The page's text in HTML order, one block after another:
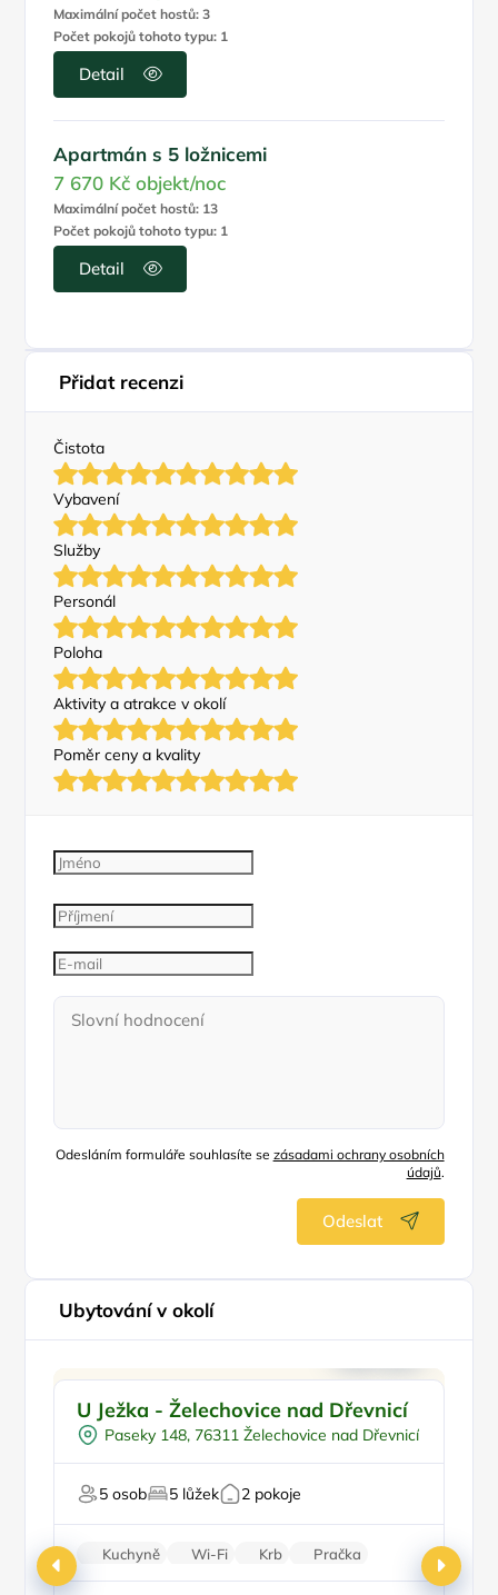
Maximální počet hostů: 3
Počet pokojů tohoto typu: 1
Detail
Apartmán s 5 ložnicemi
7 670 Kčobjekt/noc
Maximální počet hostů: 13
Počet pokojů tohoto typu: 1
Detail
Přidat recenzi
Čistota
Vybavení
Služby
Personál
Poloha
Aktivity a atrakce v okolí
Poměr ceny a kvality
Odesláním formuláře souhlasíte se zásadami ochrany osobních
údajů.
Odeslat
Ubytování v okolí
Na samotě
V lese
Pro milovníky přírody
Pro majitele mazlíčků
U Ježka - Želechovice nad Dřevnicí
Paseky 148, 76311 Želechovice nad Dřevnicí
5 osob 5 lůžek 2 pokoje
Kuchyně Wi-Fi Krb
Pračka
Parkování zdarma